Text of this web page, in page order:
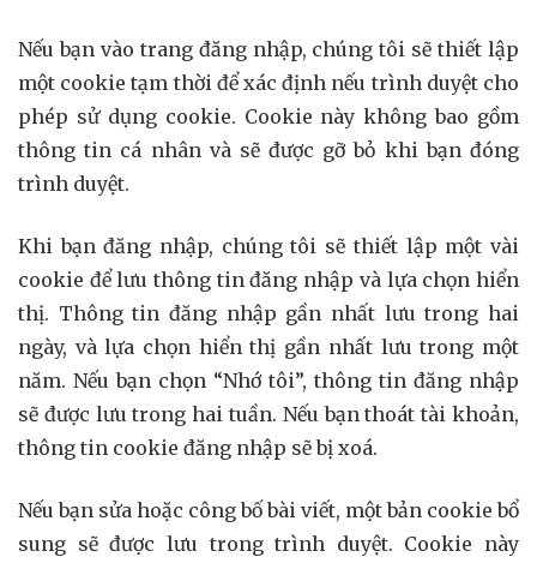
Nếu bạn vào trang đăng nhập, chúng tôi sẽ thiết lập
một cookie tạm thời để xác định nếu trình duyệt cho
phép sử dụng cookie. Cookie này không bao gồm
thông tin cá nhân và sẽ được gỡ bỏ khi bạn đóng
trình duyệt.
Khi bạn đăng nhập, chúng tôi sẽ thiết lập một vài
cookie để lưu thông tin đăng nhập và lựa chọn hiển
thị. Thông tin đăng nhập gần nhất lưu trong hai
ngày, và lựa chọn hiển thị gần nhất lưu trong một
năm. Nếu bạn chọn “Nhớ tôi”, thông tin đăng nhập
sẽ được lưu trong hai tuần. Nếu bạn thoát tài khoản,
thông tin cookie đăng nhập sẽ bị xoá.
Nếu bạn sửa hoặc công bố bài viết, một bản cookie bổ
sung sẽ được lưu trong trình duyệt. Cookie này